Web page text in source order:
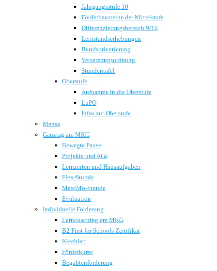
Jahrgangsstufe 10
Förderbausteine der Mittelstufe
Differenzierungsbereich 9/10
Lernstandserhebungen
Berufsorientierung
Versetzungsordnung
Stundentafel
Oberstufe
Aufnahme in die Oberstufe
LuPO
Infos zur Oberstufe
Mensa
Ganztag am MKG
Bewegte Pause
Projekte und AGs
Lernzeiten und Hausaufgaben
Flex-Stunde
MaxiMo-Stunde
Evaluation
Individuelle Förderung
Lerncoaching am MKG
B2 First for Schools Zertifikat
Kleeblatt
Förderkurse
Begabtenförderung